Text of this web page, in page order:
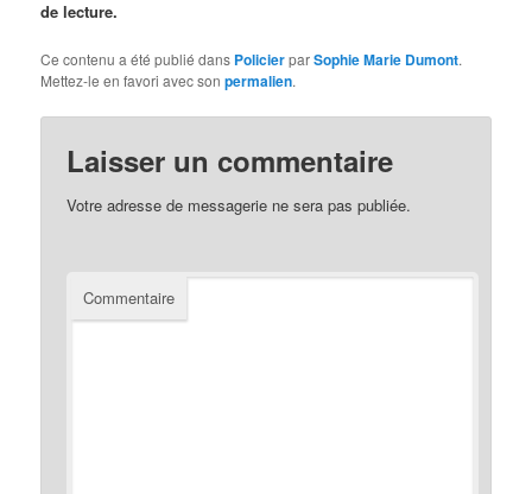
de lecture.
Ce contenu a été publié dans PolicierparSophie Marie Dumont.
Mettez-le en favori avec sonpermalien.
Laisser un commentaire
Votre adresse de messagerie ne sera pas publiée.
Commentaire